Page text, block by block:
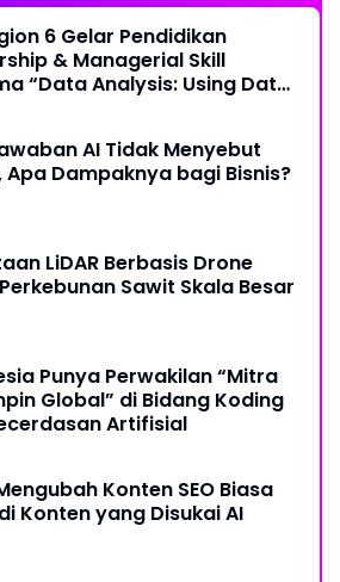
6 Gelar Pendidikan
& Managerial Skill
“Data Analysis: Using Data
AI Tidak Menyebut
Apa Dampaknya bagi Bisnis?
LiDAR Berbasis Drone
Sawit Skala Besar
Punya Perwakilan “Mitra
Global” di Bidang Koding
Artifisial
Konten SEO Biasa
Konten yang Disukai AI